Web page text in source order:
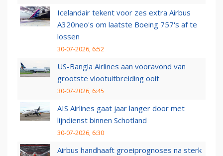
Icelandair tekent voor zes extra Airbus
A320neo's om laatste Boeing 757's af te
lossen
30-07-2026, 6:52
US-Bangla Airlines aan vooravond van
grootste vlootuitbreiding ooit
30-07-2026, 6:45
AIS Airlines gaat jaar langer door met
lijndienst binnen Schotland
30-07-2026, 6:30
Airbus handhaaft groeiprognoses na sterk